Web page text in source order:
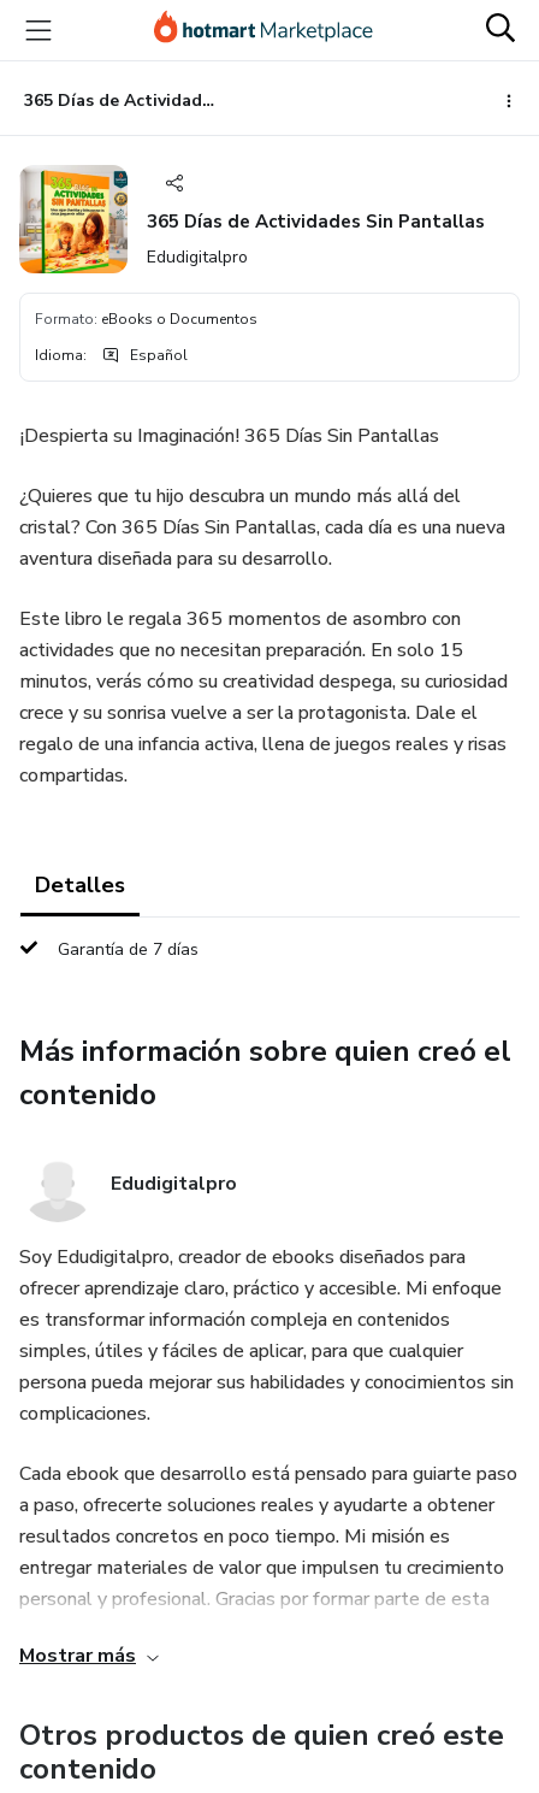
principal
página
de
página
365 Días de Actividades Sin Pantallas
365 Días de Actividades Sin Pantallas
Edudigitalpro
Formato: eBooks o Documentos
Idioma: Español
¡Despierta su Imaginación! 365 Días Sin Pantallas
¿Quieres que tu hijo descubra un mundo más allá del
cristal? Con 365 Días Sin Pantallas, cada día es una nueva
aventura diseñada para su desarrollo.
Este libro le regala 365 momentos de asombro con
actividades que no necesitan preparación. En solo 15
minutos, verás cómo su creatividad despega, su curiosidad
crece y su sonrisa vuelve a ser la protagonista. Dale el
regalo de una infancia activa, llena de juegos reales y risas
compartidas.
Detalles
Garantía de 7 días
Más información sobre quien creó el
contenido
Edudigitalpro
Soy Edudigitalpro, creador de ebooks diseñados para
ofrecer aprendizaje claro, práctico y accesible. Mi enfoque
es transformar información compleja en contenidos
simples, útiles y fáciles de aplicar, para que cualquier
persona pueda mejorar sus habilidades y conocimientos sin
complicaciones.
Cada ebook que desarrollo está pensado para guiarte paso
a paso, ofrecerte soluciones reales y ayudarte a obtener
resultados concretos en poco tiempo. Mi misión es
entregar materiales de valor que impulsen tu crecimiento
personal y profesional. Gracias por formar parte de esta
Mostrar más
Otros productos de quien creó este
contenido